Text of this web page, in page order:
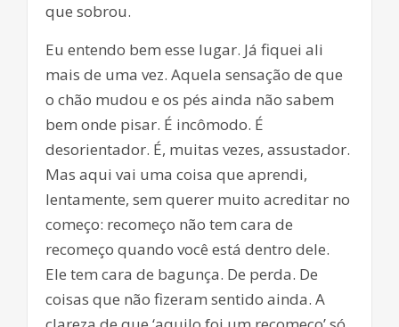
que sobrou.
Eu entendo bem esse lugar. Já fiquei ali
mais de uma vez. Aquela sensação de que
o chão mudou e os pés ainda não sabem
bem onde pisar. É incômodo. É
desorientador. É, muitas vezes, assustador.
Mas aqui vai uma coisa que aprendi,
lentamente, sem querer muito acreditar no
começo: recomeço não tem cara de
recomeço quando você está dentro dele.
Ele tem cara de bagunça. De perda. De
coisas que não fizeram sentido ainda. A